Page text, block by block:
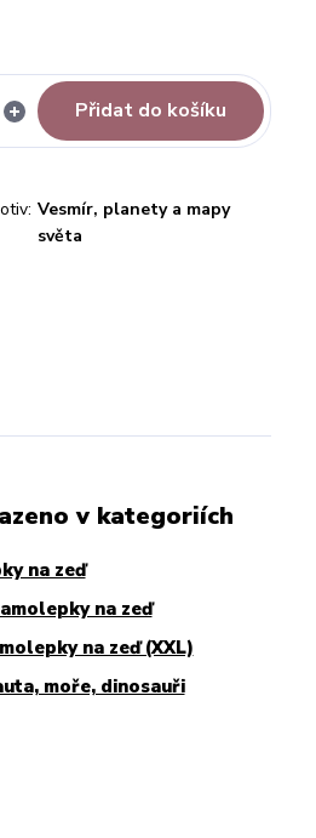
Přidat do košíku
Vesmír, planety a mapy
světa
v kategoriích
na zeď
na zeď
na zeď (XXL)
moře, dinosauři